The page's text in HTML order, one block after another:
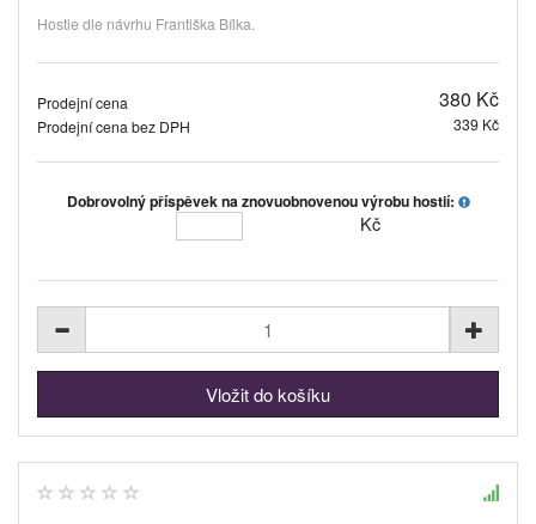
Hostie dle návrhu Františka Bílka.
Prodejní cena 380 Kč
Prodejní cena bez DPH 339 Kč
Dobrovolný příspěvek na znovuobnovenou výrobu hostií:
Kč